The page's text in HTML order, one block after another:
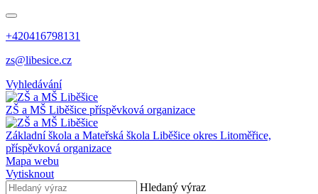
+420416798131
zs@libesice.cz
Vyhledávání
ZŠ a MŠ Liběšice příspěvková organizace
Základní škola a Mateřská škola Liběšice okres Litoměřice,
příspěvková organizace
Mapa webu
Vytisknout
Hledaný výraz